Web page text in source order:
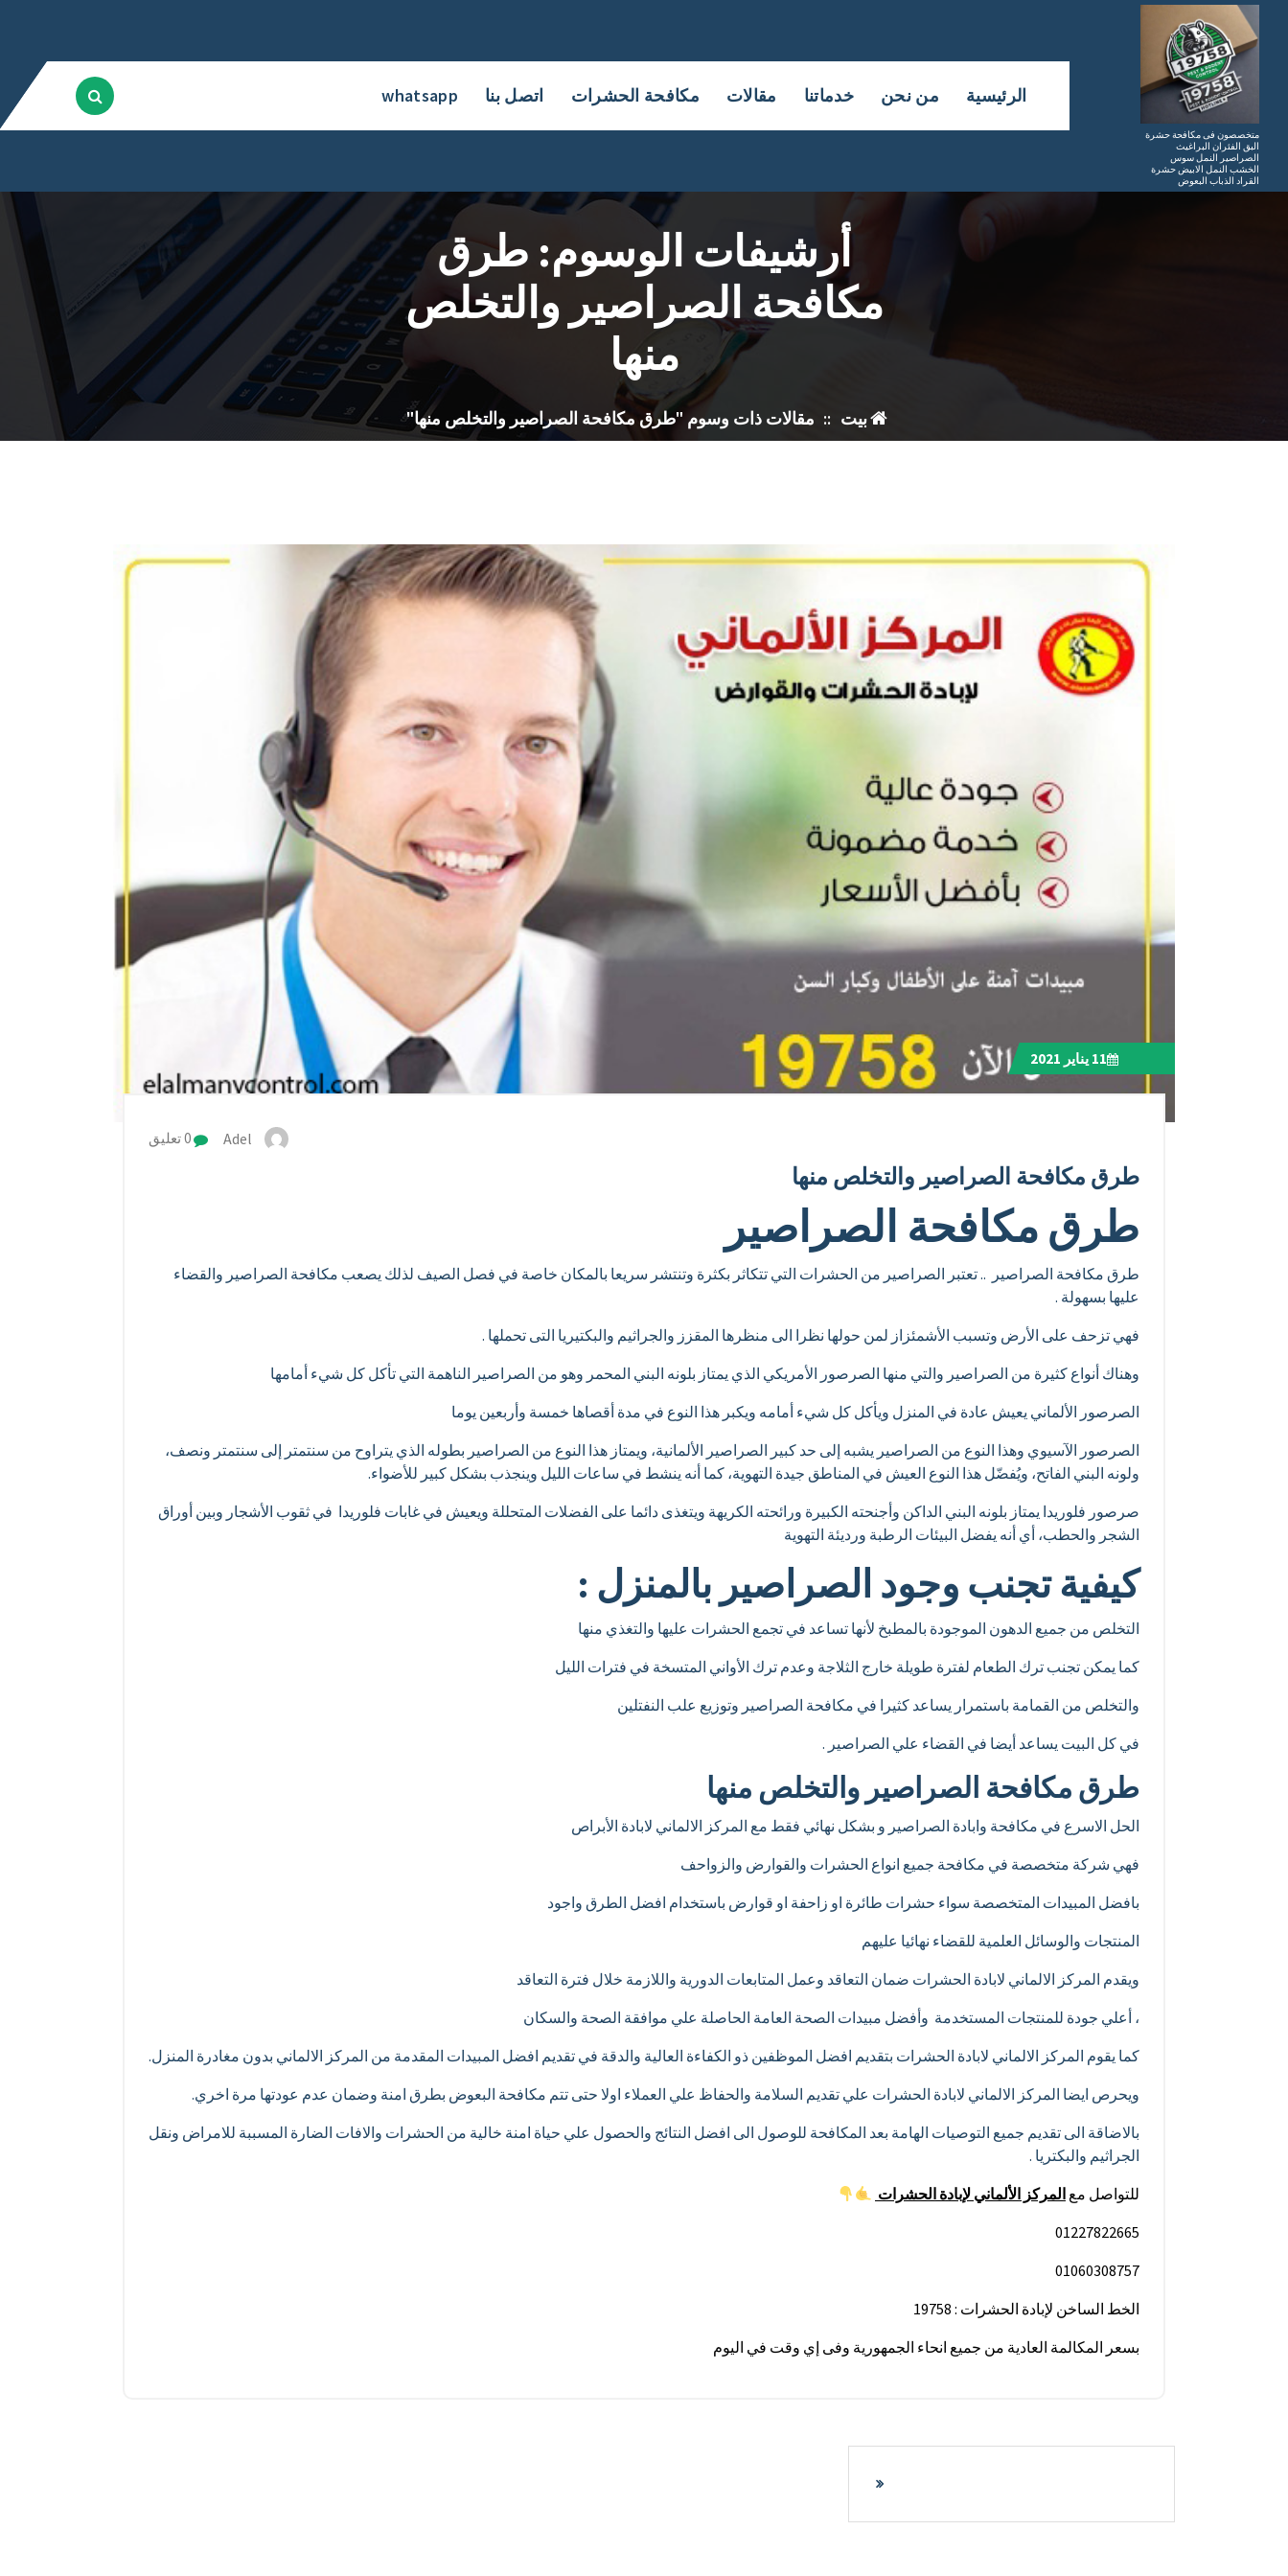
التجاوز
المحتوى
متخصصون فى مكافحة حشرة
البق الفئران البراغيث
الصراصير النمل سوس
الخشب النمل الابيض حشرة
القراد الذباب البعوض
الرئيسية من نحن خدماتنا مقالات مكافحة الحشرات اتصل بنا whatsapp
أرشيفات الوسوم: طرق
مكافحة الصراصير والتخلص
منها
بيت :: مقالات ذات وسوم "طرق مكافحة الصراصير والتخلص منها"
11 يناير 2021
Adel
طرق مكافحة الصراصير والتخلص منها
طرق مكافحة الصراصير
طرق مكافحة الصراصير .. تعتبر الصراصير من الحشرات التي تتكاثر بكثرة وتنتشر سريعا بالمكان خاصة في فصل الصيف لذلك يصعب مكافحة الصراصير والقضاء
عليها بسهولة .
فهي تزحف على الأرض وتسبب الأشمئزاز لمن حولها نظرا الى منظرها المقزز والجراثيم والبكتيريا التى تحملها .
وهناك أنواع كثيرة من الصراصير والتي منها الصرصور الأمريكي الذي يمتاز بلونه البني المحمر وهو من الصراصير الناهمة التي تأكل كل شيء أمامها
الصرصور الألماني يعيش عادة في المنزل ويأكل كل شيء أمامه ويكبر هذا النوع في مدة أقصاها خمسة وأربعين يوما
الصرصور الآسيوي وهذا النوع من الصراصير يشبه إلى حد كبير الصراصير الألمانية، ويمتاز هذا النوع من الصراصير بطوله الذي يتراوح من سنتمتر إلى سنتمتر ونصف،
ولونه البني الفاتح، ويُفضّل هذا النوع العيش في المناطق جيدة التهوية، كما أنه ينشط في ساعات الليل وينجذب بشكل كبير للأضواء.
صرصور فلوريدا يمتاز بلونه البني الداكن وأجنحته الكبيرة ورائحته الكريهة ويتغذى دائما على الفضلات المتحللة ويعيش في غابات فلوريدا في ثقوب الأشجار وبين أوراق
الشجر والحطب، أي أنه يفضل البيئات الرطبة ورديئة التهوية
كيفية تجنب وجود الصراصير بالمنزل :
التخلص من جميع الدهون الموجودة بالمطبخ لأنها تساعد في تجمع الحشرات عليها والتغذي منها
كما يمكن تجنب ترك الطعام لفترة طويلة خارج الثلاجة وعدم ترك الأواني المتسخة في فترات الليل
والتخلص من القمامة باستمرار يساعد كثيرا في مكافحة الصراصير وتوزيع علب النفتلين
في كل البيت يساعد أيضا في القضاء علي الصراصير .
طرق مكافحة الصراصير والتخلص منها
الحل الاسرع في مكافحة وابادة الصراصير و بشكل نهائي فقط مع المركز الالماني لابادة الأبراص
فهي شركة متخصصة في مكافحة جميع انواع الحشرات والقوارض والزواحف
بافضل المبيدات المتخصصة سواء حشرات طائرة او زاحفة او قوارض باستخدام افضل الطرق واجود
المنتجات والوسائل العلمية للقضاء نهائيا عليهم
ويقدم المركز الالماني لابادة الحشرات ضمان التعاقد وعمل المتابعات الدورية واللازمة خلال فترة التعاقد
، أعلي جودة للمنتجات المستخدمة وأفضل مبيدات الصحة العامة الحاصلة علي موافقة الصحة والسكان
كما يقوم المركز الالماني لابادة الحشرات بتقديم افضل الموظفين ذو الكفاءة العالية والدقة في تقديم افضل المبيدات المقدمة من المركز الالماني بدون مغادرة المنزل.
ويحرص ايضا المركز الالماني لابادة الحشرات علي تقديم السلامة والحفاظ علي العملاء اولا حتى تتم مكافحة البعوض بطرق امنة وضمان عدم عودتها مرة اخري.
بالاضاقة الى تقديم جميع التوصيات الهامة بعد المكافحة للوصول الى افضل النتائج والحصول علي حياة امنة خالية من الحشرات والافات الضارة المسببة للامراض ونقل
الجراثيم والبكتريا .
للتواصل مع المركز الألماني لإبادة الحشرات
01227822665
01060308757
الخط الساخن لإبادة الحشرات : 19758
بسعر المكالمة العادية من جميع انحاء الجمهورية وفى إي وقت في اليوم